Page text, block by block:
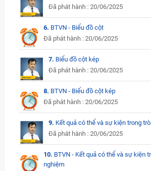
Đã phát hành : 20/06/2025
6. BTVN - Biểu đồ cột
Đã phát hành : 20/06/2025
7. Biểu đồ cột kép
Đã phát hành : 20/06/2025
8. BTVN - Biểu đồ cột kép
Đã phát hành : 20/06/2025
9. Kết quả có thể và sự kiện trong
Đã phát hành : 20/06/2025
10. BTVN - Kết quả có thể và sự kiện
nghiệm